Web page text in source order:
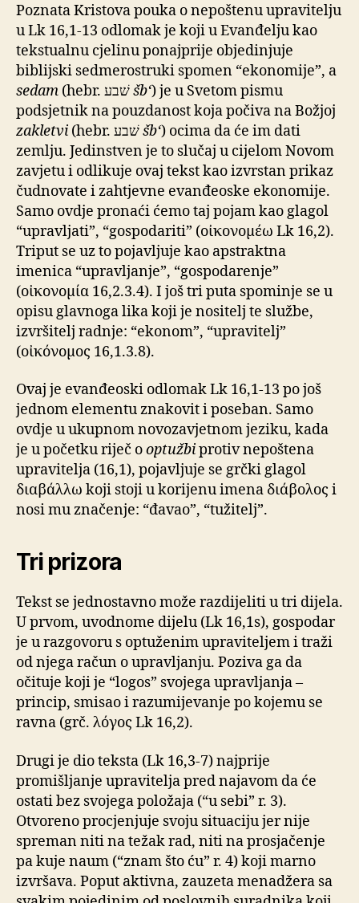
Poznata Kristova pouka o nepoštenu upravitelju
u Lk 16,1-13 odlomak je koji u Evanđelju kao
tekstualnu cjelinu ponajprije objedinjuje
biblijski sedmerostruki spomen “ekonomije”, a
sedam
šbʻ) je u Svetom pismu
podsjetnik na pouzdanost koja počiva na Božjoj
zakletvi
šbʻ) ocima da će im dati
zemlju. Jedinstven je to slučaj u cijelom Novom
zavjetu i odlikuje ovaj tekst kao izvrstan prikaz
čudnovate i zahtjevne evanđeoske ekonomije.
Samo ovdje pronaći ćemo taj pojam kao glagol
“upravljati”, “gospodariti” (οἰκονομέω Lk 16,2).
Triput se uz to pojavljuje kao apstraktna
imenica “upravljanje”, “gospodarenje”
(οἰκονομία 16,2.3.4). I još tri puta spominje se u
opisu glavnoga lika koji je nositelj te službe,
izvršitelj radnje: “ekonom”, “upravitelj”
(οἰκόνομος 16,1.3.8).
Ovaj je evanđeoski odlomak Lk 16,1-13 po još
jednom elementu znakovit i poseban. Samo
ovdje u ukupnom novozavjetnom jeziku, kada
je u početku riječ ooptužbiprotiv nepoštena
upravitelja (16,1), pojavljuje se grčki glagol
διαβάλλω koji stoji u korijenu imena διάβολος i
nosi mu značenje: “đavao”, “tužitelj”.
Tri prizora
Tekst se jednostavno može razdijeliti u tri dijela.
U prvom, uvodnome dijelu (Lk 16,1s), gospodar
je u razgovoru s optuženim upraviteljem i traži
od njega račun o upravljanju. Poziva ga da
očituje koji je “logos” svojega upravljanja –
princip, smisao i razumijevanje po kojemu se
ravna (grč. λόγος Lk 16,2).
Drugi je dio teksta (Lk 16,3-7) najprije
promišljanje upravitelja pred najavom da će
ostati bez svojega položaja (“u sebi” r. 3).
Otvoreno procjenjuje svoju situaciju jer nije
spreman niti na težak rad, niti na prosjačenje
pa kuje naum (“znam što ću” r. 4) koji marno
izvršava. Poput aktivna, zauzeta menadžera sa